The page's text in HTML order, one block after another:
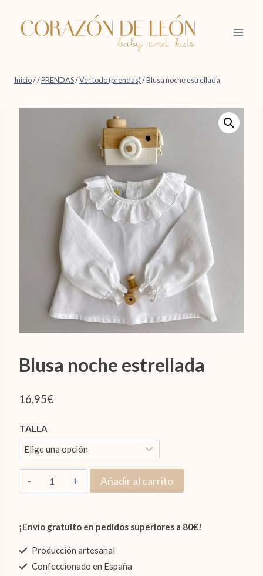
contenido
Inicio//PRENDAS/Ver todo (prendas)/Blusa noche estrellada
Blusa noche estrellada
16,95€
TALLA
Blusa
noche
Añadir al carrito
¡Envío gratuito en pedidos superiores a 80€!
Producción artesanal
Confeccionado en España